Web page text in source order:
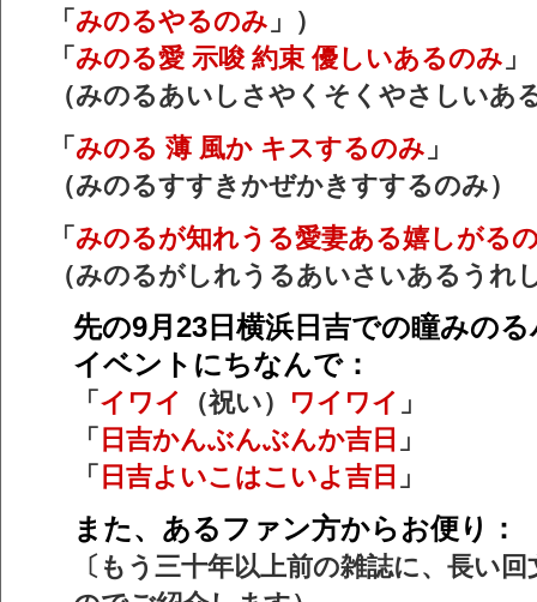
「 みのるやるのみ 」）
「 みのる愛 示唆 約束 優しいあるのみ 」
（みのるあいしさやくそくやさしいあ
「 みのる 薄 風か キスするのみ 」
（みのるすすきかぜかきすするのみ）
「 みのるが知れうる愛妻ある嬉しがる
（みのるがしれうるあいさいあるうれ
先の9月23日横浜日吉での瞳みの
イベントにちなんで：
「 イワイ （祝い） ワイワイ 」
「 日吉かんぶんぶんか吉日 」
「 日吉よいこはこいよ吉日 」
また、あるファン方からお便り：
〔もう三十年以上前の雑誌に、長い